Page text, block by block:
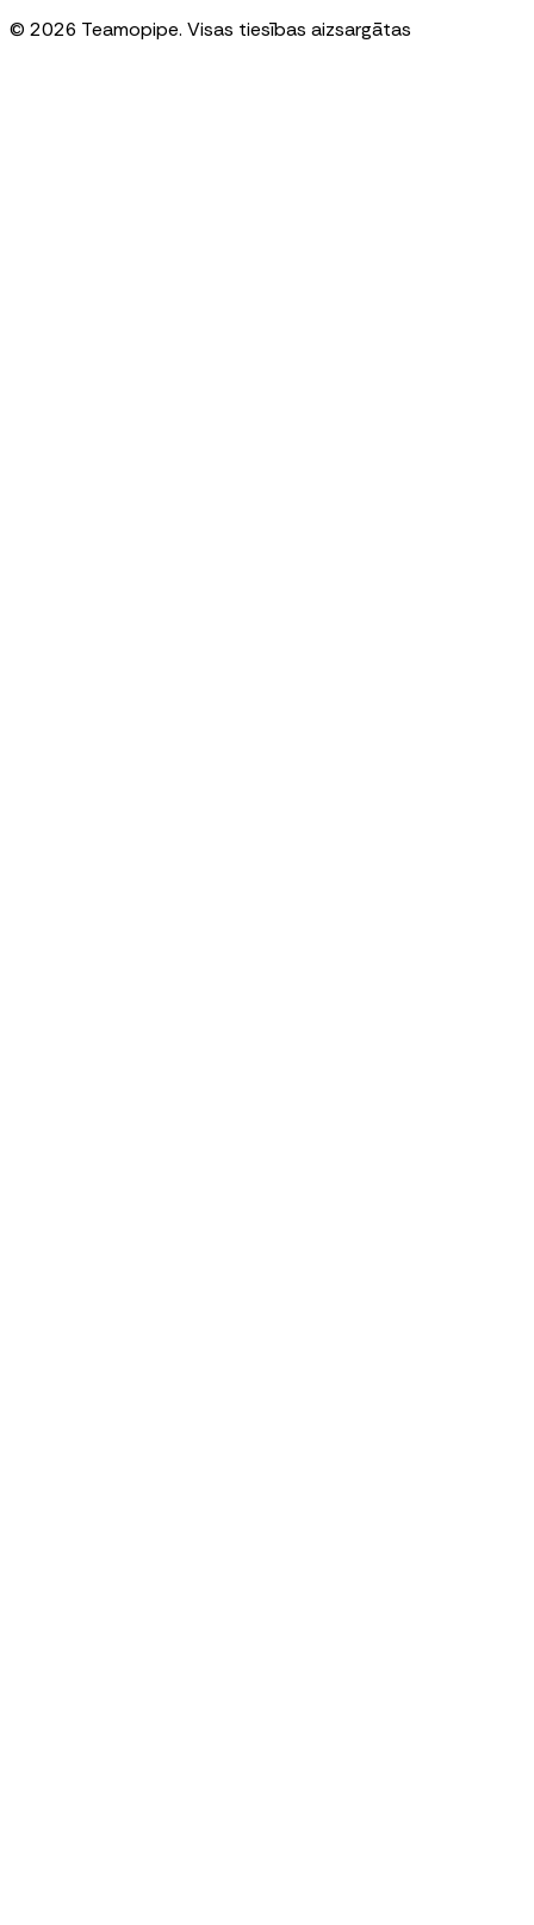
© 2026 Teamopipe. Visas tiesības aizsargātas